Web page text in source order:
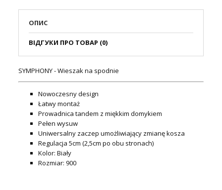
ОПИС
ВІДГУКИ ПРО ТОВАР (0)
SYMPHONY - Wieszak na spodnie
Nowoczesny design
Łatwy montaż
Prowadnica tandem z miękkim domykiem
Pełen wysuw
Uniwersalny zaczep umożliwiający zmianę kosza
Regulacja 5cm (2,5cm po obu stronach)
Kolor: Biały
Rozmiar: 900